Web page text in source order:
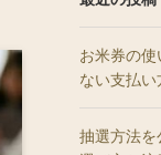
お米券の
ない支払い
抽選方法を